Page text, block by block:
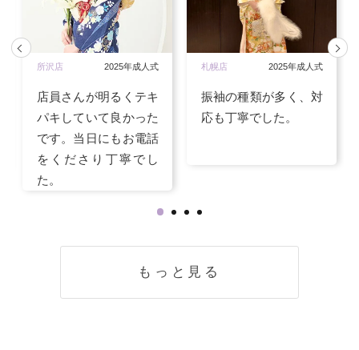
所沢店 2025年成人式
店員さんが明るくテキ
パキしていて良かった
です。当日にもお電話
をくださり丁寧でし
た。
札幌店 2025年成人式
振袖の種類が多く、対
応も丁寧でした。
もっと見る